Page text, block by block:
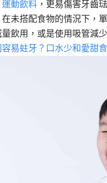
運動飲料 ，更易傷害牙齒
未搭配食物的情況下，
飲用，或是使用吸管減
易蛀牙？口水少和愛甜